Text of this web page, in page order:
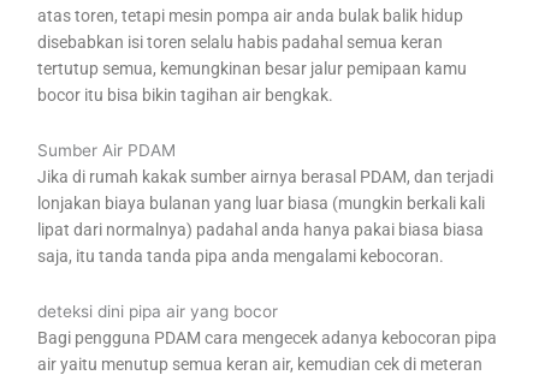
atas toren, tetapi mesin pompa air anda bulak balik hidup
disebabkan isi toren selalu habis padahal semua keran
tertutup semua, kemungkinan besar jalur pemipaan kamu
bocor itu bisa bikin tagihan air bengkak.
Sumber Air PDAM
Jika di rumah kakak sumber airnya berasal PDAM, dan terjadi
lonjakan biaya bulanan yang luar biasa (mungkin berkali kali
lipat dari normalnya) padahal anda hanya pakai biasa biasa
saja, itu tanda tanda pipa anda mengalami kebocoran.
deteksi dini pipa air yang bocor
Bagi pengguna PDAM cara mengecek adanya kebocoran pipa
air yaitu menutup semua keran air, kemudian cek di meteran